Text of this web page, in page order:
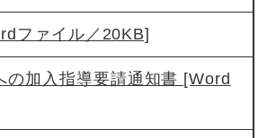
ファイル／20KB]
の加入指導要請通知書 [Word